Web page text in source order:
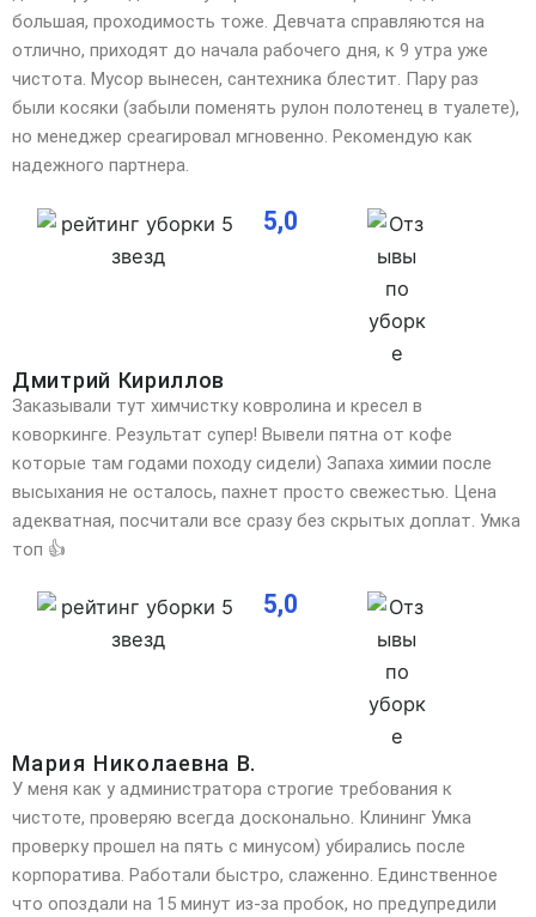
большая, проходимость тоже. Девчата справляются на
отлично, приходят до начала рабочего дня, к 9 утра уже
чистота. Мусор вынесен, сантехника блестит. Пару раз
были косяки (забыли поменять рулон полотенец в туалете),
но менеджер среагировал мгновенно. Рекомендую как
надежного партнера.
5,0
Дмитрий Кириллов
Заказывали тут химчистку ковролина и кресел в
коворкинге. Результат супер! Вывели пятна от кофе
которые там годами походу сидели) Запаха химии после
высыхания не осталось, пахнет просто свежестью. Цена
адекватная, посчитали все сразу без скрытых доплат. Умка
топ 👍
5,0
Мария Николаевна В.
У меня как у администратора строгие требования к
чистоте, проверяю всегда досконально. Клининг Умка
проверку прошел на пять с минусом) убирались после
корпоратива. Работали быстро, слаженно. Единственное
что опоздали на 15 минут из-за пробок, но предупредили